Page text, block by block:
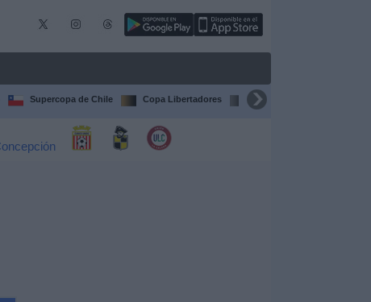
Supercopa de Chile Copa Libertadores Copa Sudamericana